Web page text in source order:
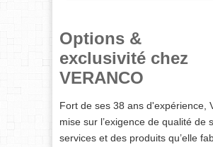
Options &
exclusivité chez
VERANCO
Fort de ses 38 ans d'expérience,
mise sur l’exigence de qualité de
services et des produits qu’elle